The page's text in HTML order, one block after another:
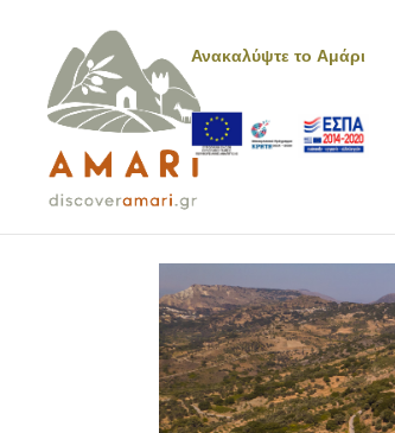
Ανακαλύψτε το Αμάρι